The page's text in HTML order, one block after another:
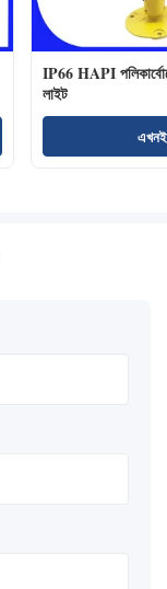
IP66 HAPI
লাইট